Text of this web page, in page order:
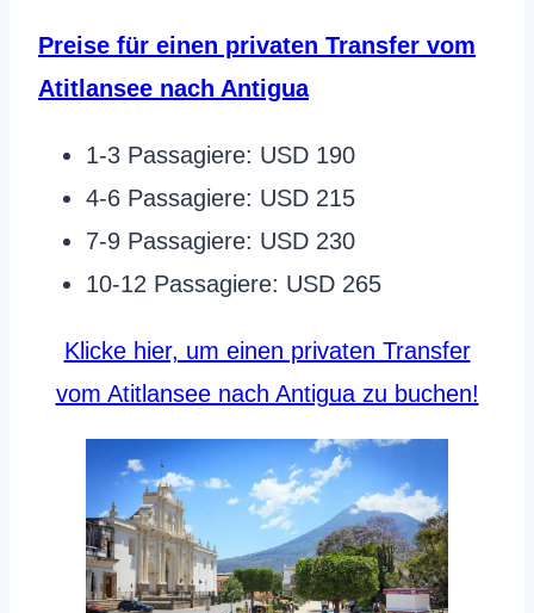
Preise für einen privaten Transfer vom
Atitlansee nach Antigua
1-3 Passagiere: USD 190
4-6 Passagiere: USD 215
7-9 Passagiere: USD 230
10-12 Passagiere: USD 265
Klicke hier, um einen privaten Transfer
vom Atitlansee nach Antigua zu buchen!